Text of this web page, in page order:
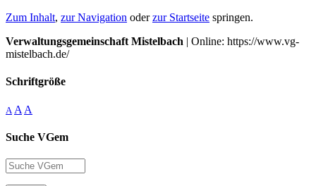
Zum Inhalt, zur Navigation oderzur Startseite springen.
Verwaltungsgemeinschaft Mistelbach | Online: https://www.vg-
mistelbach.de/
Schriftgröße
A A A
Suche VGem